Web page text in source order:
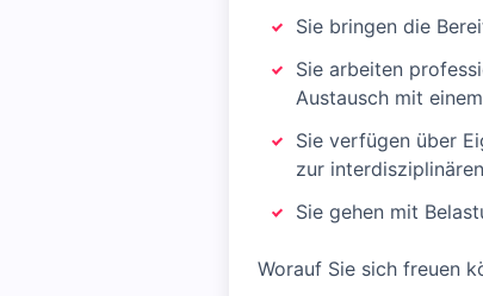
Sie bringen die
Sie arbeiten
Austausch mit
Sie verfügen über
zur
Sie gehen mit
Worauf Sie sich freuen